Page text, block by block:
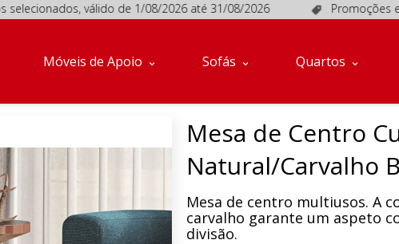
válido de 1/08/2026 até 31/08/2026 Promoções em
Móveis de Apoio Sofás Quartos
Mesa de Centro
Natural/Carvalho
Mesa de centro multiusos. A
carvalho garante um aspeto
divisão.